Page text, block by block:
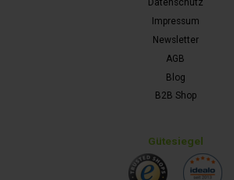
Datenschutz
Impressum
Newsletter
AGB
Blog
B2B Shop
Gütesiegel